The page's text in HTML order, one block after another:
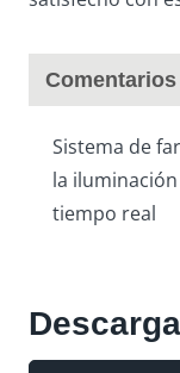
Sistema de
la
tiempo real